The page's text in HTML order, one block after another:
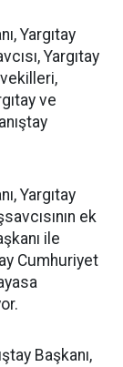
Yargıtay
Yargıtay
ve
Yargıtay
ek
ile
Cumhuriyet
Başkanı,